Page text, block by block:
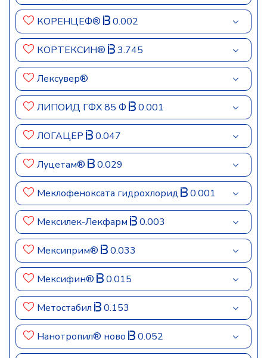
КОРЕНЦЕФ® 0.002
КОРТЕКСИН® 3.745
Лексувер®
ЛИПОИД ГФХ 85 Ф 0.001
ЛОГАЦЕР 0.047
Луцетам® 0.029
Меклофеноксата гидрохлорид 0.001
Мексилек-Лекфарм 0.003
Мексиприм® 0.033
Мексифин® 0.015
Метостабил 0.153
Нанотропил® ново 0.052